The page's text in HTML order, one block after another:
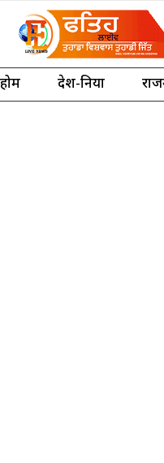
होम देश-दुनिया